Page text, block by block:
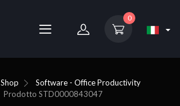
0
Shop
Software - Office Productivity
ProdottoSTD0000843047